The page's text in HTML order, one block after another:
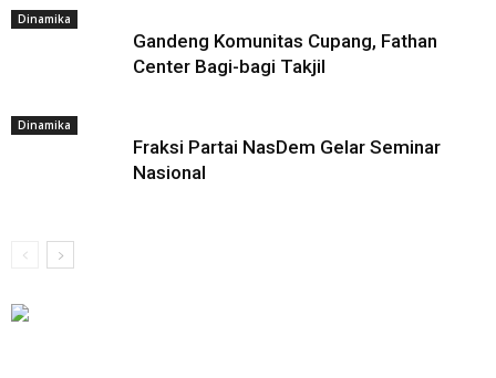
Dinamika
Gandeng Komunitas Cupang, Fathan
Center Bagi-bagi Takjil
Dinamika
Fraksi Partai NasDem Gelar Seminar
Nasional